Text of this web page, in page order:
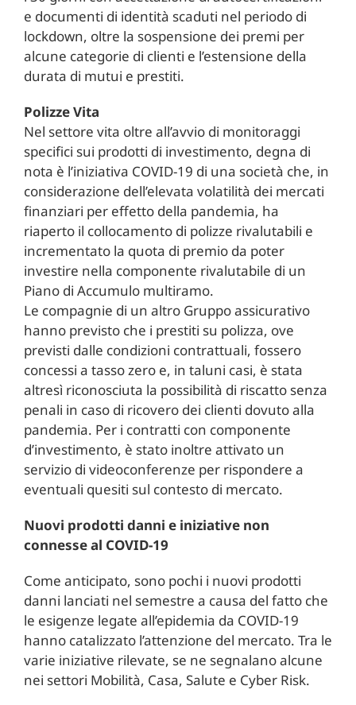
e documenti di identità scaduti nel periodo di
lockdown, oltre la sospensione dei premi per
alcune categorie di clienti e l’estensione della
durata di mutui e prestiti.
Polizze Vita
Nel settore vita oltre all’avvio di monitoraggi
specifici sui prodotti di investimento, degna di
nota è l’iniziativa COVID-19 di una società che, in
considerazione dell’elevata volatilità dei mercati
finanziari per effetto della pandemia, ha
riaperto il collocamento di polizze rivalutabili e
incrementato la quota di premio da poter
investire nella componente rivalutabile di un
Piano di Accumulo multiramo.
Le compagnie di un altro Gruppo assicurativo
hanno previsto che i prestiti su polizza, ove
previsti dalle condizioni contrattuali, fossero
concessi a tasso zero e, in taluni casi, è stata
altresì riconosciuta la possibilità di riscatto senza
penali in caso di ricovero dei clienti dovuto alla
pandemia. Per i contratti con componente
d’investimento, è stato inoltre attivato un
servizio di videoconferenze per rispondere a
eventuali quesiti sul contesto di mercato.
Nuovi prodotti danni e iniziative non
connesse al COVID-19
Come anticipato, sono pochi i nuovi prodotti
danni lanciati nel semestre a causa del fatto che
le esigenze legate all’epidemia da COVID-19
hanno catalizzato l’attenzione del mercato. Tra le
varie iniziative rilevate, se ne segnalano alcune
nei settori Mobilità, Casa, Salute e Cyber Risk.